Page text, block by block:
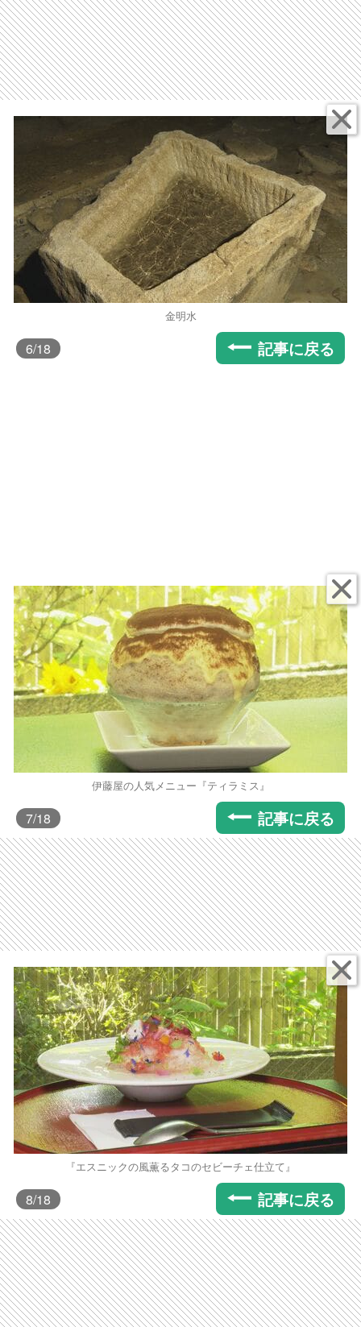
金明水
6/18 記事に戻る
伊藤屋の人気メニュー『ティラミス』
7/18 記事に戻る
『エスニックの風薫るタコのセビーチェ仕立て』
8/18 記事に戻る